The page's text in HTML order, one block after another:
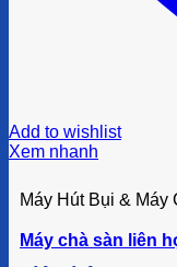
Add to wishlist
Xem nhanh
Máy Hút Bụi &
Máy chà sàn liên